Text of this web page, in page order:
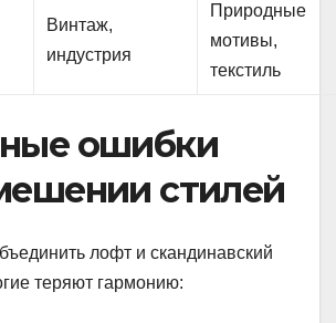
Винтаж,
индустрия
Природные
мотивы,
текстиль
ошибки
стилей
лофт и скандинавский
теряют гармонию: